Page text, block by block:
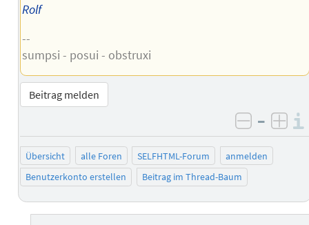
Rolf
--
sumpsi - posui - obstruxi
Beitrag melden
negativ
–
Übersicht alle Foren SELFHTML-Forum
anmelden
Benutzerkonto erstellen
Beitrag im Thread-Baum